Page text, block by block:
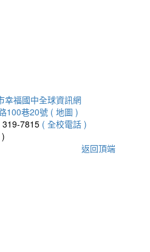
幸福國中全球資訊網
100巷20號 ( 地圖 )
319-7815 ( 全校電話 )
)
返回頂端